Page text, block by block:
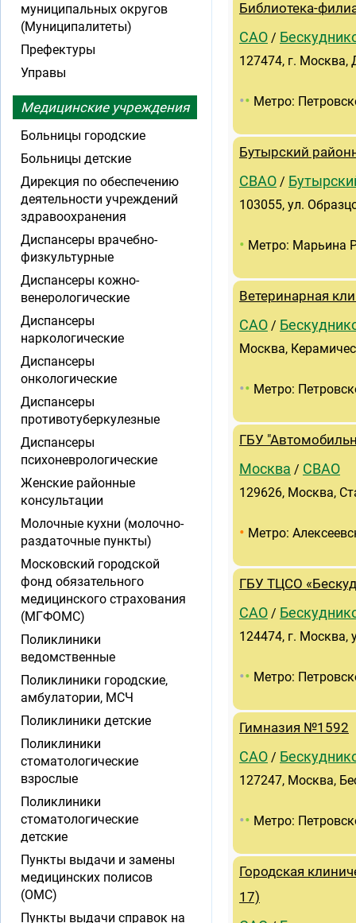
Библиотека-
САО /
127474, г.
•• Метро:
Бутырский
СВАО /
103055, ул.
• Метро: Марьина
Ветеринарная
САО /
Москва,
•• Метро:
ГБУ
Москва / СВАО
129626, Москва,
• Метро:
ГБУ ТЦСО
САО /
124474, г. Москва,
•• Метро:
Гимназия №1592
САО /
127247, Москва,
•• Метро:
Городская
17)
муниципальных округов
(Муниципалитеты)
Префектуры
Управы
Медицинские учреждения
Больницы городские
Больницы детские
Дирекция по обеспечению
деятельности учреждений
здравоохранения
Диспансеры врачебно-
физкультурные
Диспансеры кожно-
венерологические
Диспансеры
наркологические
Диспансеры
онкологические
Диспансеры
противотуберкулезные
Диспансеры
психоневрологические
Женские районные
консультации
Молочные кухни (молочно-
раздаточные пункты)
Московский городской
фонд обязательного
медицинского страхования
(МГФОМС)
Поликлиники
ведомственные
Поликлиники городские,
амбулатории, МСЧ
Поликлиники детские
Поликлиники
стоматологические
взрослые
Поликлиники
стоматологические
детские
Пункты выдачи и замены
медицинских полисов
(ОМС)
Пункты выдачи справок на